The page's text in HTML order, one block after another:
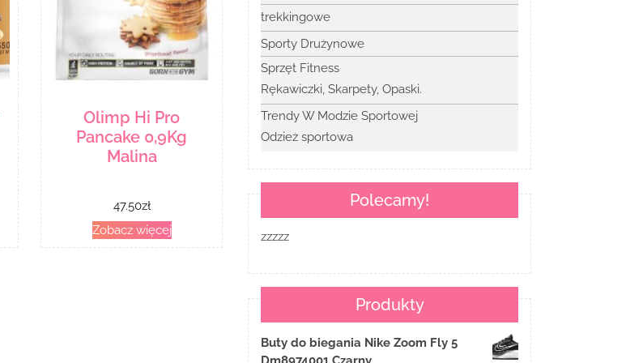
Olimp Hi Pro
Pancake 0,9Kg
Malina
47.50zł
Zobacz więcej
trekkingowe
Sporty Drużynowe
Sprzęt Fitness
Rękawiczki, Skarpety, Opaski.
Trendy W Modzie Sportowej
Odzież sportowa
Polecamy!
zzzzz
Produkty
Buty do biegania Nike Zoom Fly 5